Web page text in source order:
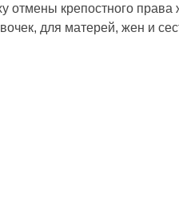
отмены крепостного
для матерей, жен и